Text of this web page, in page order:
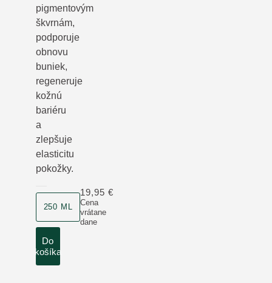
pigmentovým
škvrnám,
podporuje
obnovu
buniek,
regeneruje
kožnú
bariéru
a
zlepšuje
elasticitu
pokožky.
veľkosť produktu
250 ML
Cena
vrátane
dane
19,95 €
Do
košíka